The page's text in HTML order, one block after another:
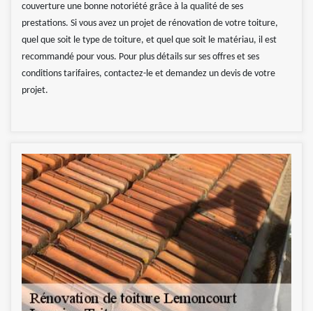
couverture une bonne notoriété grâce à la qualité de ses
prestations. Si vous avez un projet de rénovation de votre toiture,
quel que soit le type de toiture, et quel que soit le matériau, il est
recommandé pour vous. Pour plus détails sur ses offres et ses
conditions tarifaires, contactez-le et demandez un devis de votre
projet.